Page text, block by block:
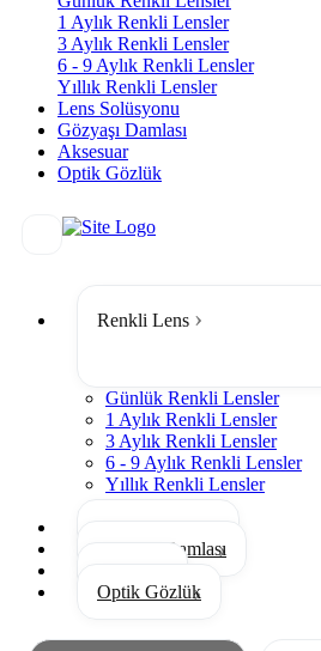
1 Aylık Renkli Lensler
3 Aylık Renkli Lensler
6 - 9 Aylık Renkli Lensler
Yıllık Renkli Lensler
Lens Solüsyonu
Gözyaşı Damlası
Aksesuar
Optik Gözlük
Renkli Lens
Günlük Renkli Lensler
1 Aylık Renkli Lensler
3 Aylık Renkli Lensler
6 - 9 Aylık Renkli Lensler
Yıllık Renkli Lensler
Gözyaşı Damlası
Optik Gözlük